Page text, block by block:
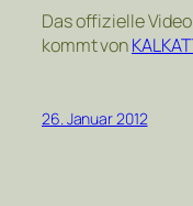
Das offizielle
kommt von
26. Januar 2012